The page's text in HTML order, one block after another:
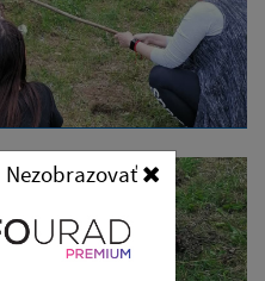
Nezobrazovať